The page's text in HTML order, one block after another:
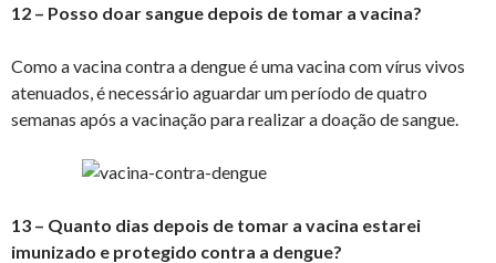
12 – Posso doar sangue depois de tomar a vacina?
Como a vacina contra a dengue é uma vacina com vírus vivos
atenuados, é necessário aguardar um período de quatro
semanas após a vacinação para realizar a doação de sangue.
13 – Quanto dias depois de tomar a vacina estarei
imunizado e protegido contra a dengue?